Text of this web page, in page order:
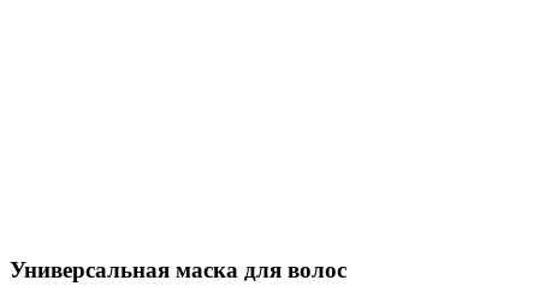
Универсальная маска для волос